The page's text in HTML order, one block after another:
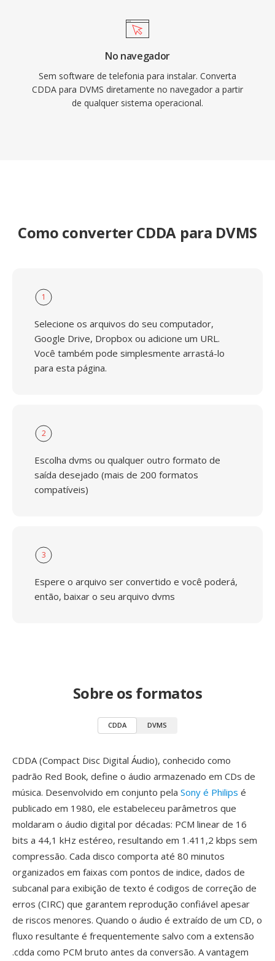
No navegador
Sem software de telefonia para instalar. Converta
CDDA para DVMS diretamente no navegador a partir
de qualquer sistema operacional.
Como converter CDDA para DVMS
1
Selecione os arquivos do seu computador,
Google Drive, Dropbox ou adicione um URL.
Você também pode simplesmente arrastá-lo
para esta página.
2
Escolha dvms ou qualquer outro formato de
saída desejado (mais de 200 formatos
compatíveis)
3
Espere o arquivo ser convertido e você poderá,
então, baixar o seu arquivo dvms
Sobre os formatos
CDDA DVMS
CDDA (Compact Disc Digital Áudio), conhecido como
padrão Red Book, define o áudio armazenado em CDs de
música. Desenvolvido em conjunto pela Sony é Philips é
publicado em 1980, ele estabeleceu parâmetros que
moldaram o áudio digital por décadas: PCM linear de 16
bits a 44,1 kHz estéreo, resultando em 1.411,2 kbps sem
compressão. Cada disco comporta até 80 minutos
organizados em faixas com pontos de indice, dados de
subcanal para exibição de texto é codigos de correção de
erros (CIRC) que garantem reprodução confiável apesar
de riscos menores. Quando o áudio é extraído de um CD, o
fluxo resultante é frequentemente salvo com a extensão
.cdda como PCM bruto antes da conversão. A vantagem